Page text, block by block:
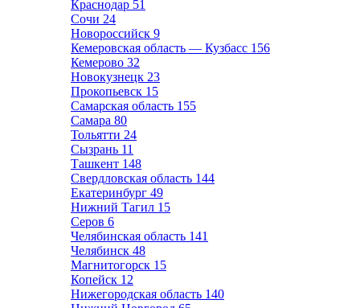
Краснодар 51
Сочи 24
Новороссийск 9
Кемеровская область — Кузбасс 156
Кемерово 32
Новокузнецк 23
Прокопьевск 15
Самарская область 155
Самара 80
Тольятти 24
Сызрань 11
Ташкент 148
Свердловская область 144
Екатеринбург 49
Нижний Тагил 15
Серов 6
Челябинская область 141
Челябинск 48
Магнитогорск 15
Копейск 12
Нижегородская область 140